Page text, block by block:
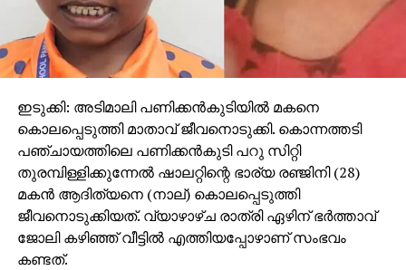
ഇടുക്കി: അടിമാലി പണിക്കന്‍കുടിയില്‍ മകനെ
കൊലപ്പെടുത്തി മാതാവ് ജീവനൊടുക്കി. കൊന്നത്തടി
പഞ്ചായത്തിലെ പണിക്കന്‍കുടി പറു സിറ്റി
തുരമ്പിള്ളിക്കുന്നേല്‍ ഷാലറ്റിന്റെ ഭാര്യ രഞ്ജിനി (28)
മകന്‍ ആദിത്യനെ (നാല്) കൊലപ്പെടുത്തി
ജീവനൊടുക്കിയത്. വ്യാഴാഴ്ച രാത്രി ഏഴിന് ഭര്‍ത്താവ്
ജോലി കഴിഞ്ഞ് വീട്ടില്‍ എത്തിയപ്പോഴാണ് സംഭവം
കണ്ടത്.